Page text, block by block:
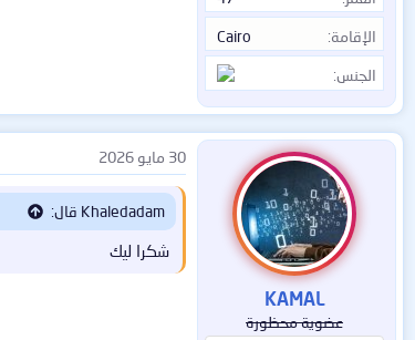
الإقامة Cairo
الجنس
KAMAL
عضوية محظورة
30 مايو 2026
Khaledadam قال:
شكرا ليك